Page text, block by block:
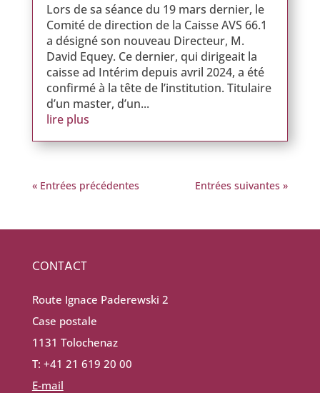
Lors de sa séance du 19 mars dernier, le
Comité de direction de la Caisse AVS 66.1
a désigné son nouveau Directeur, M.
David Equey. Ce dernier, qui dirigeait la
caisse ad Intérim depuis avril 2024, a été
confirmé à la tête de l’institution. Titulaire
d’un master, d’un...
lire plus
« Entrées précédentes Entrées suivantes »
CONTACT
Route Ignace Paderewski 2
Case postale
1131 Tolochenaz
T: +41 21 619 20 00
E-mail